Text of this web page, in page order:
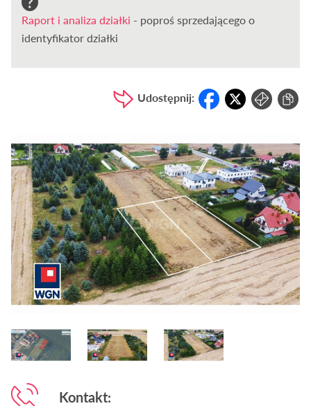
Raport i analiza działki - poproś sprzedającego o
identyfikator działki
Udostępnij:
Kontakt: